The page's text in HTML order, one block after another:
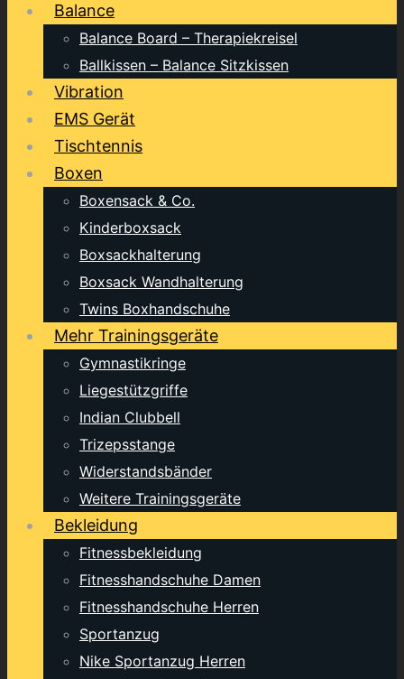
Balance
Balance Board – Therapiekreisel
Ballkissen – Balance Sitzkissen
Vibration
EMS Gerät
Tischtennis
Boxen
Boxensack & Co.
Kinderboxsack
Boxsackhalterung
Boxsack Wandhalterung
Twins Boxhandschuhe
Mehr Trainingsgeräte
Gymnastikringe
Liegestützgriffe
Indian Clubbell
Trizepsstange
Widerstandsbänder
Weitere Trainingsgeräte
Bekleidung
Fitnessbekleidung
Fitnesshandschuhe Damen
Fitnesshandschuhe Herren
Sportanzug
Nike Sportanzug Herren